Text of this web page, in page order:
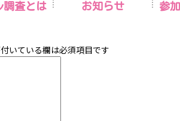
調査とは お知らせ 参
いている欄は必須項目です